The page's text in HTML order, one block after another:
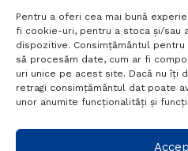
Pentru a oferi cea mai bună
fi cookie-uri, pentru a stoca și/sau
dispozitive. Consimțământul
să procesăm date, cum ar fi
uri unice pe acest site. Dacă nu îți
retragi consimțământul dat poate
unor anumite funcționalități și
Termeni si conditii
Politica cookies
+40